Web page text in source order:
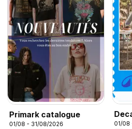
Primark catalogue
01/08 - 31/08/2026
01/08